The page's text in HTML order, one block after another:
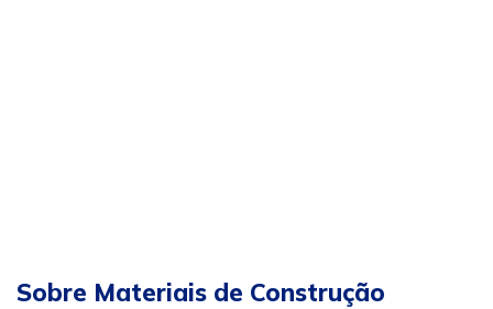
Sobre Materiais de Construção